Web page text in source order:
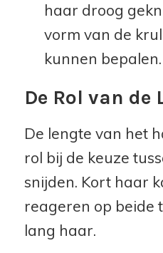
haar droog
vorm van de
kunnen bepalen.
De Rol van de
De lengte van het
rol bij de keuze
snijden. Kort haar
reageren op beide
lang haar.